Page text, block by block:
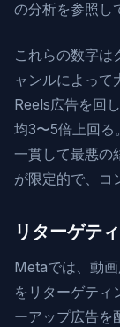
の分析を参照し
これらの数字は
ャンルによって
Reels広告を回
均3〜5倍上回る
一貫して最悪
が限定的で、コ
リターゲテ
Metaでは、動
をリターゲティ
ーアップ広告を